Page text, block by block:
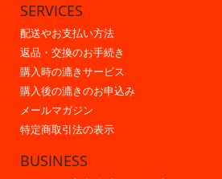
SERVICES
配送やお支払い方法
返品・交換のお手続き
購入時の漉きサービス
購入後の漉きのお申込み
メールマガジン
特定商取引法の表示
BUSINESS